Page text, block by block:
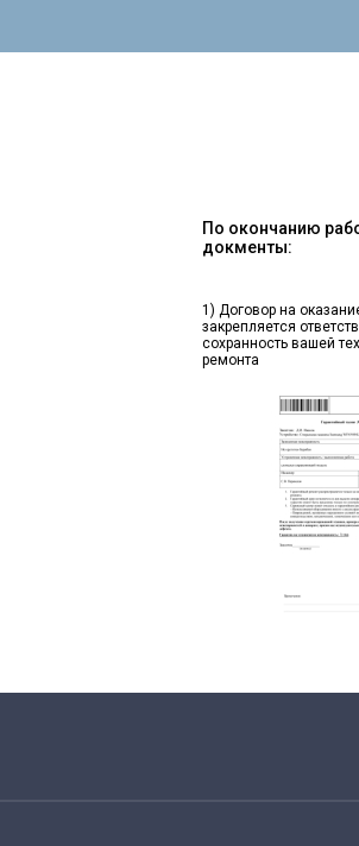
По окончанию
докменты:
1) Договор на
закрепляется
сохранность вашей
ремонта